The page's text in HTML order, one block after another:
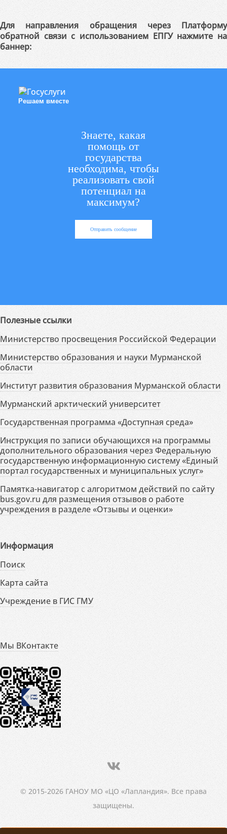
Для направления обращения через Платформу
обратной связи с использованием ЕПГУ нажмите на
баннер:
Решаем вместе
Знаете, какая
помощь от
государства
необходима, чтобы
реализовать свой
потенциал на
максимум?
Отправить сообщение
Полезные ссылки
Министерство просвещения Российской Федерации
Министерство образования и науки Мурманской
области
Институт развития образования Мурманской области
Мурманский арктический университет
Государственная программа «Доступная среда»
Инструкция по записи обучающихся на программы
дополнительного образования через Федеральную
государственную информационную систему «Единый
портал государственных и муниципальных услуг»
Памятка-навигатор с алгоритмом действий по сайту
bus.gov.ru для размещения отзывов о работе
учреждения в разделе «Отзывы и оценки»
Информация
Поиск
Карта сайта
Учреждение в ГИС ГМУ
Мы ВКонтакте
© 2015-2026 ГАНОУ МО «ЦО «Лапландия». Все права
защищены.